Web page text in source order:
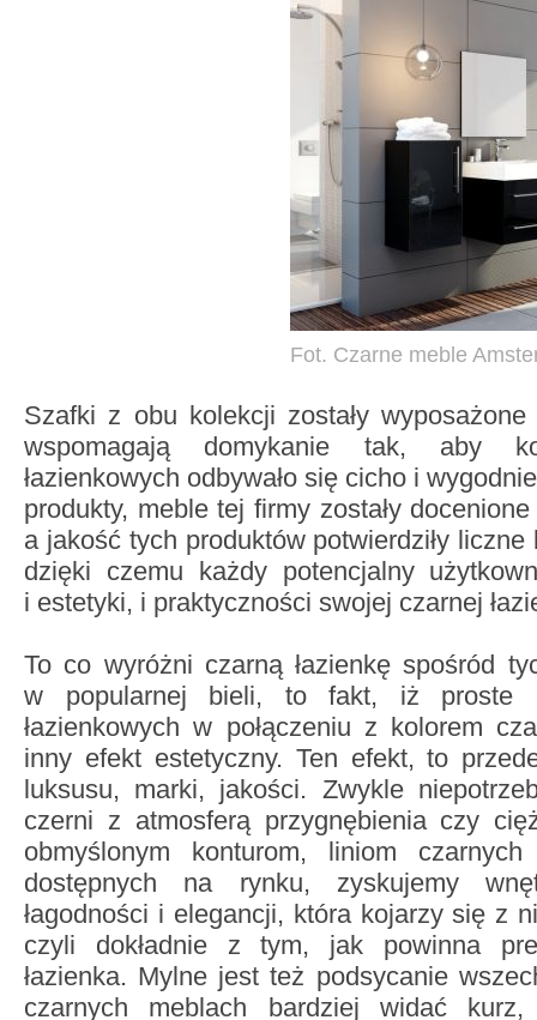
Fot. Czarne meble
Szafki z obu kolekcji zostały
wspomagają domykanie tak, aby
łazienkowych odbywało się cicho i
produkty, meble tej firmy zostały
a jakość tych produktów potwierdziły
dzięki czemu każdy potencjalny
i estetyki, i praktyczności swojej czarnej
To co wyróżni czarną łazienkę spośród
w popularnej bieli, to fakt, iż proste
łazienkowych w połączeniu z kolorem
inny efekt estetyczny. Ten efekt, to
luksusu, marki, jakości. Zwykle
czerni z atmosferą przygnębienia czy
obmyślonym konturom, liniom czarnych
dostępnych na rynku, zyskujemy
łagodności i elegancji, która kojarzy się z
czyli dokładnie z tym, jak powinna
łazienka. Mylne jest też podsycanie
czarnych meblach bardziej widać kurz,